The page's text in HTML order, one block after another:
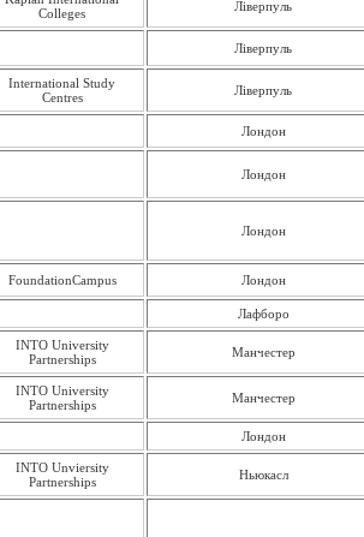
Colleges
Ліверпуль
Ліверпуль
International Study
Centres
Ліверпуль
Лондон
Лондон
Лондон
FoundationCampus Лондон
Лафборо
INTO University
Partnerships
Манчестер
INTO University
Partnerships
Манчестер
Лондон
INTO Unviersity
Partnerships
Ньюкасл